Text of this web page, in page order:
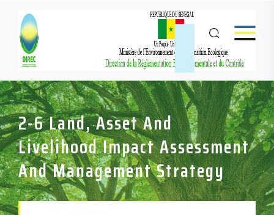
2-6 Land, Asset And
Livelihood Impact Assessment
And Management Strategy